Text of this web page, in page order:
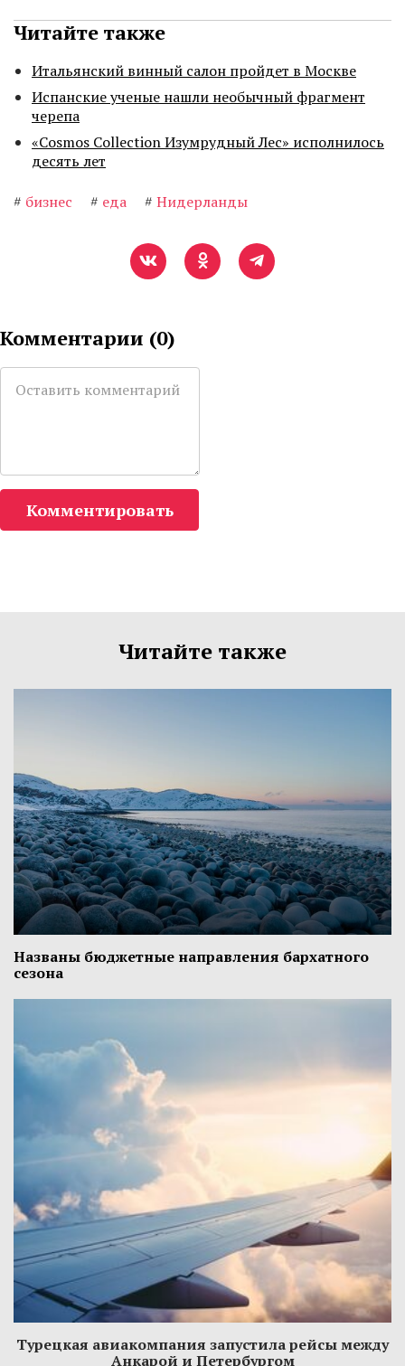
Читайте также
Итальянский винный салон пройдет в Москве
Испанские ученые нашли необычный фрагмент
черепа
«Cosmos Collection Изумрудный Лес» исполнилось
десять лет
# бизнес # еда # Нидерланды
Комментарии (0)
Комментировать
Читайте также
Названы бюджетные направления бархатного
сезона
Турецкая авиакомпания запустила рейсы между
Анкарой и Петербургом